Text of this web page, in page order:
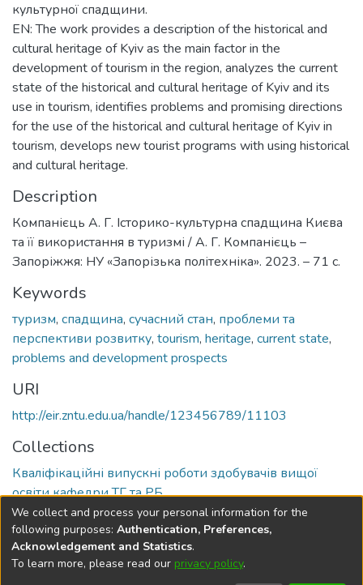
культурної спадщини.
EN: The work provides a description of the historical and
cultural heritage of Kyiv as the main factor in the
development of tourism in the region, analyzes the current
state of the historical and cultural heritage of Kyiv and its
use in tourism, identifies problems and promising directions
for the use of the historical and cultural heritage of Kyiv in
tourism, develops new tourist programs with using historical
and cultural heritage.
Description
Компанієць А. Г. Історико-культурна спадщина Києва
та її використання в туризмі / А. Г. Компанієць –
Запоріжжя: НУ «Запорізька політехніка». 2023. – 71 с.
Keywords
туризм, спадщина, сучасний стан, проблеми та
перспективи розвитку, tourism, heritage, current state,
problems and development prospects
URI
http://eir.zntu.edu.ua/handle/123456789/11103
Collections
Кваліфікаційні випускні роботи здобувачів вищої
освіти кафедри ТГ та РБ
Full item page
DSpace softwarecopyright © 2002-2026
We collect and process your personal information for the
following purposes: Authentication, Preferences,
Acknowledgement and Statistics.
To learn more, please read our privacy policy.